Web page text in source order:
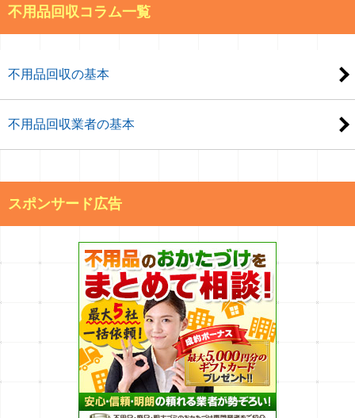
不用品回収コラム一覧
不用品回収の基本
不用品回収業者の基本
スポンサード広告